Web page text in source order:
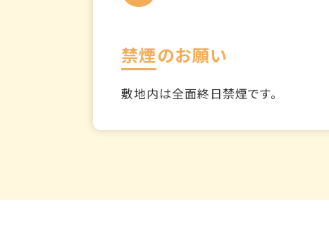
禁煙のお願い
敷地内は全面終日禁煙です。